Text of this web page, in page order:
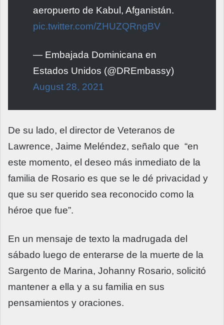
aeropuerto de Kabul, Afganistán.
pic.twitter.com/ZHUZQRngBV
— Embajada Dominicana en
Estados Unidos (@DREmbassy)
August 28, 2021
De su lado, el director de Veteranos de
Lawrence, Jaime Meléndez, señalo que “en
este momento, el deseo más inmediato de la
familia de Rosario es que se le dé privacidad y
que su ser querido sea reconocido como la
héroe que fue”.
En un mensaje de texto la madrugada del
sábado luego de enterarse de la muerte de la
Sargento de Marina, Johanny Rosario, solicitó
mantener a ella y a su familia en sus
pensamientos y oraciones.